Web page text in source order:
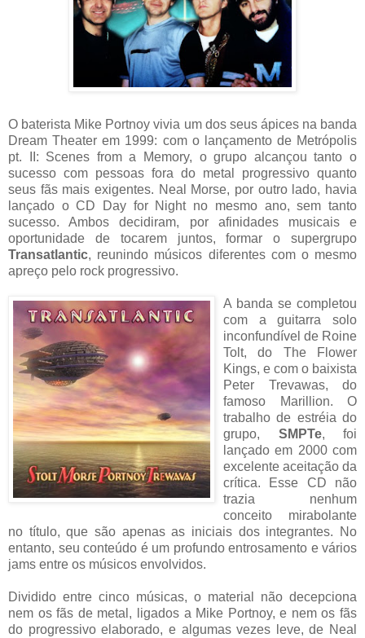
O baterista Mike Portnoy vivia um dos seus ápices na banda
Dream Theater em 1999: com o lançamento de Metrópolis
pt. II: Scenes from a Memory, o grupo alcançou tanto o
sucesso com pessoas fora do metal progressivo quanto
seus fãs mais exigentes. Neal Morse, por outro lado, havia
lançado o CD Day for Night no mesmo ano, sem tanto
sucesso. Ambos decidiram, por afinidades musicais e
oportunidade de tocarem juntos, formar o supergrupo
Transatlantic, reunindo músicos diferentes com o mesmo
apreço pelo rock progressivo.
A banda se completou
com a guitarra solo
inconfundível de Roine
Tolt, do The Flower
Kings, e com o baixista
Peter Trevawas, do
famoso Marillion. O
trabalho de estréia do
grupo, SMPTe, foi
lançado em 2000 com
excelente aceitação da
crítica. Esse CD não
trazia nenhum
conceito mirabolante
no título, que são apenas as iniciais dos integrantes. No
entanto, seu conteúdo é um profundo entrosamento e vários
jams entre os músicos envolvidos.
Dividido entre cinco músicas, o material não decepciona
nem os fãs de metal, ligados a Mike Portnoy, e nem os fãs
do progressivo elaborado, e algumas vezes leve, de Neal